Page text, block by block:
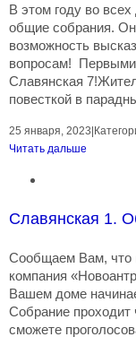
В этом году во
общие собрания.
возможность
вопросам! Первыми
Славянская
повесткой в
25 января, 2023|
Читать дальше
Славянская 1.
Сообщаем Вам, что
компания
Вашем доме
Собрание проходит
сможете